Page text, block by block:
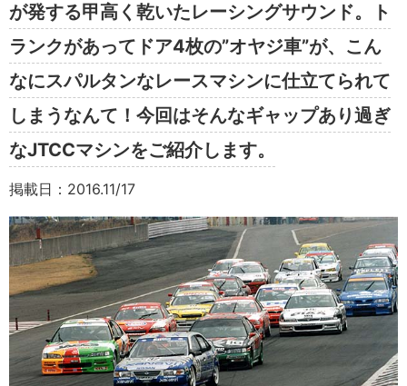
が発する甲高く乾いたレーシングサウンド。ト
ランクがあってドア4枚の”オヤジ車”が、こん
なにスパルタンなレースマシンに仕立てられて
しまうなんて！今回はそんなギャップあり過ぎ
なJTCCマシンをご紹介します。
掲載日：2016.11/17